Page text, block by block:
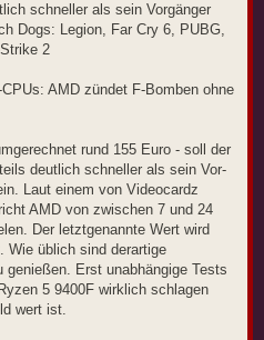
schneller als sein Vorgänger
Dogs: Legion, Far Cry 6, PUBG,
2
AMD zündet F-Bomben ohne
rund 155 Euro - soll der
deutlich schneller als sein Vor-
Laut einem von Videocardz
AMD von zwischen 7 und 24
Der letztgenannte Wert wird
Wie üblich sind derartige
Erst unabhängige Tests
5 9400F wirklich schlagen
wert ist.